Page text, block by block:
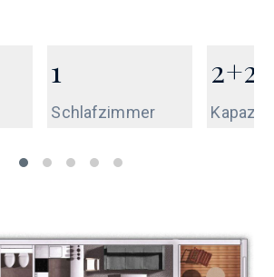
1
Schlafzimmer
2+2